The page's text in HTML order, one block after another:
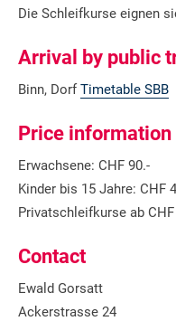
Die Schleifkurse eignen
Arrival by public
Binn, DorfTimetable SBB
Price information
Erwachsene: CHF 90.-
Kinder bis 15 Jahre: CHF
Privatschleifkurse ab CHF
Contact
Ewald Gorsatt
Ackerstrasse 24